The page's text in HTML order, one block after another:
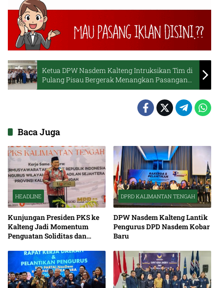
Ketua DPW Nasdem Kalteng Intruksikan Tim di
Pulang Pisau Bergerak Menangkan Pasangan
HARMONIS
Baca Juga
HEADLINE
Kunjungan Presiden PKS ke
Kalteng Jadi Momentum
Penguatan Soliditas dan
DPRD KALIMANTAN TENGAH
DPW Nasdem Kalteng Lantik
Pengurus DPD Nasdem Kobar
Baru